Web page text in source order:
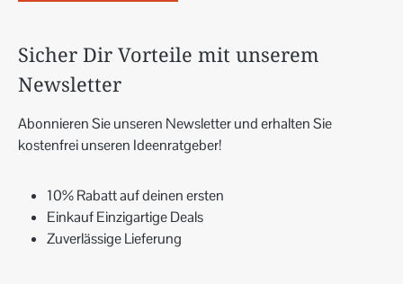
Sicher Dir Vorteile mit unserem
Newsletter
Abonnieren Sie unseren Newsletter und erhalten Sie
kostenfrei unseren Ideenratgeber!
10% Rabatt auf deinen ersten
Einkauf Einzigartige Deals
Zuverlässige Lieferung